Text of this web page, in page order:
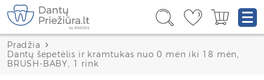
Pradžia
Dantų šepetėlis ir kramtukas nuo 0 mėn iki 18 mėn,
BRUSH-BABY, 1 rink